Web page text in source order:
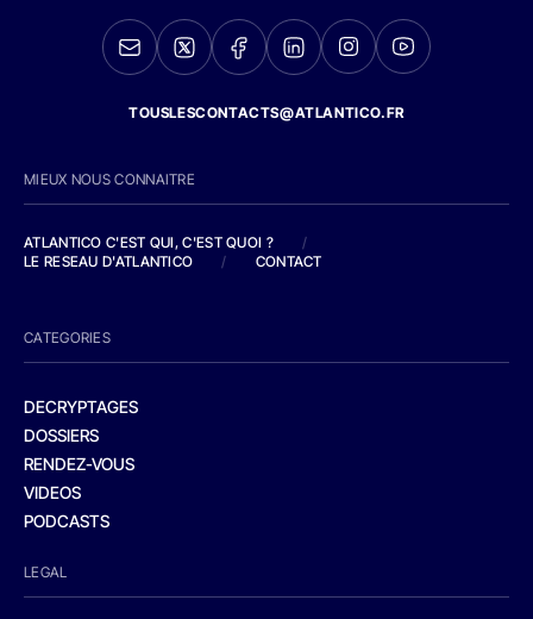
TOUSLESCONTACTS@ATLANTICO.FR
MIEUX NOUS CONNAITRE
ATLANTICO C'EST QUI, C'EST QUOI ?
/
LE RESEAU D'ATLANTICO
/ CONTACT
CATEGORIES
DECRYPTAGES
DOSSIERS
RENDEZ-VOUS
VIDEOS
PODCASTS
LEGAL